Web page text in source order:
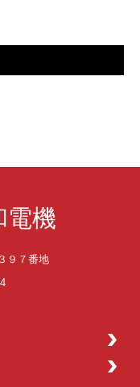
電機
９７番地